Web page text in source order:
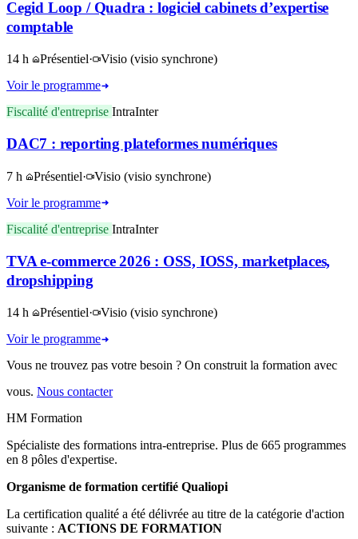
Cegid Loop / Quadra : logiciel cabinets d’expertise
comptable
14 h Présentiel· Visio (visio synchrone)
Voir le programme
Fiscalité d'entreprise IntraInter
DAC7 : reporting plateformes numériques
7 h Présentiel· Visio (visio synchrone)
Voir le programme
Fiscalité d'entreprise IntraInter
TVA e-commerce 2026 : OSS, IOSS, marketplaces,
dropshipping
14 h Présentiel· Visio (visio synchrone)
Voir le programme
Vous ne trouvez pas votre besoin ? On construit la formation avec
vous. Nous contacter
HM Formation
Spécialiste des formations intra-entreprise. Plus de 665 programmes
en 8 pôles d'expertise.
Organisme de formation certifié Qualiopi
La certification qualité a été délivrée au titre de la catégorie d'action
suivante : ACTIONS DE FORMATION